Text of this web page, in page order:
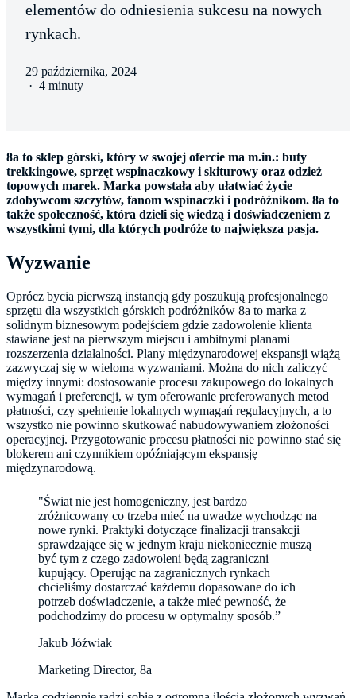
elementów do odniesienia sukcesu na nowych
rynkach.
29 października, 2024
· 4 minuty
8a to sklep górski, który w swojej ofercie ma m.in.: buty
trekkingowe, sprzęt wspinaczkowy i skiturowy oraz odzież
topowych marek. Marka powstała aby ułatwiać życie
zdobywcom szczytów, fanom wspinaczki i podróżnikom. 8a to
także społeczność, która dzieli się wiedzą i doświadczeniem z
wszystkimi tymi, dla których podróże to największa pasja.
Wyzwanie
Oprócz bycia pierwszą instancją gdy poszukują profesjonalnego
sprzętu dla wszystkich górskich podróżników 8a to marka z
solidnym biznesowym podejściem gdzie zadowolenie klienta
stawiane jest na pierwszym miejscu i ambitnymi planami
rozszerzenia działalności. Plany międzynarodowej ekspansji wiążą
zazwyczaj się w wieloma wyzwaniami. Można do nich zaliczyć
między innymi: dostosowanie procesu zakupowego do lokalnych
wymagań i preferencji, w tym oferowanie preferowanych metod
płatności, czy spełnienie lokalnych wymagań regulacyjnych, a to
wszystko nie powinno skutkować nabudowywaniem złożoności
operacyjnej. Przygotowanie procesu płatności nie powinno stać się
blokerem ani czynnikiem opóźniającym ekspansję
międzynarodową.
"Świat nie jest homogeniczny, jest bardzo
zróżnicowany co trzeba mieć na uwadze wychodząc na
nowe rynki. Praktyki dotyczące finalizacji transakcji
sprawdzające się w jednym kraju niekoniecznie muszą
być tym z czego zadowoleni będą zagraniczni
kupujący. Operując na zagranicznych rynkach
chcieliśmy dostarczać każdemu dopasowane do ich
potrzeb doświadczenie, a także mieć pewność, że
Jakub Jóźwiak
Marketing Director, 8a